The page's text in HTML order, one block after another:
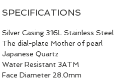
SPECIFICATIONS
Silver Casing 316L Stainless Steel
The dial-plate Mother of pearl
Japanese Quartz
Water Resistant 3ATM
Face Diameter 28.0mm